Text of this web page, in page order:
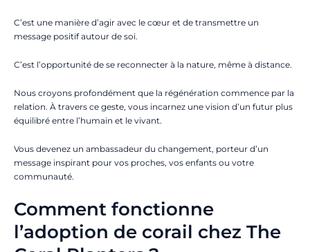
C’est une manière d’agir avec le cœur et de transmettre un
message positif autour de soi.
C’est l’opportunité de se reconnecter à la nature, même à distance.
Nous croyons profondément que la régénération commence par la
relation. À travers ce geste, vous incarnez une vision d’un futur plus
équilibré entre l’humain et le vivant.
Vous devenez un ambassadeur du changement, porteur d’un
message inspirant pour vos proches, vos enfants ou votre
communauté.
Comment fonctionne
l’adoption de corail chez The